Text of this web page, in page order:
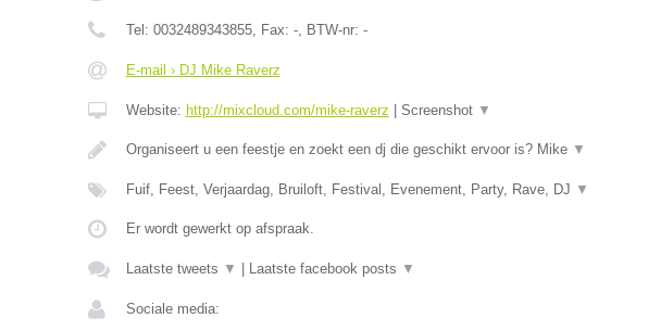
Tel: 0032489343855, Fax: -, BTW-nr: -
E-mail › DJ Mike Raverz
Website: http://mixcloud.com/mike-raverz Screenshot ▼
Organiseert u een feestje en zoekt een dj die geschikt ervoor is? Mike ▼
Fuif, Feest, Verjaardag, Bruiloft, Festival, Evenement, Party, Rave, DJ ▼
Er wordt gewerkt op afspraak.
Laatste tweets ▼ Laatste facebook posts ▼
Sociale media: